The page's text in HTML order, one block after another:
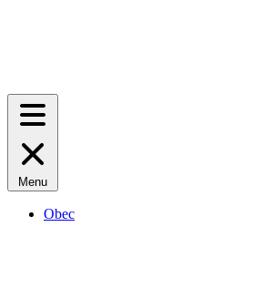
Menu
Obec